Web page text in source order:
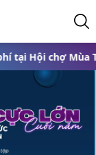
Thu 2025 từ